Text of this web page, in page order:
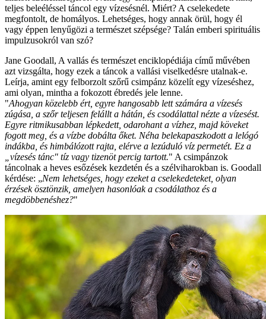
teljes beleéléssel táncol egy vízesésnél. Miért? A cselekedete
megfontolt, de homályos. Lehetséges, hogy annak örül, hogy él
vagy éppen lenyűgözi a természet szépsége? Talán emberi spirituális
impulzusokról van szó?
Jane Goodall, A vallás és természet enciklopédiája című művében
azt vizsgálta, hogy ezek a táncok a vallási viselkedésre utalnak-e.
Leírja, amint egy felborzolt szőrű csimpánz közelít egy vízeséshez,
ami olyan, mintha a fokozott ébredés jele lenne.
"Ahogyan közelebb ért, egyre hangosabb lett számára a vízesés
zúgása, a szőr teljesen felállt a hátán, és csodálattal nézte a vízesést.
Egyre ritmikusabban lépkedett, odarohant a vízhez, majd köveket
fogott meg, és a vízbe dobálta őket. Néha belekapaszkodott a lelógó
indákba, és himbálózott rajta, elérve a lezúduló víz permetét. Ez a
„vízesés tánc" tíz vagy tizenöt percig tartott." A csimpánzok
táncolnak a heves esőzések kezdetén és a szélviharokban is. Goodall
kérdése: „Nem lehetséges, hogy ezeket a cselekedeteket, olyan
érzések ösztönzik, amelyen hasonlóak a csodálathoz és a
megdöbbenéshez?"